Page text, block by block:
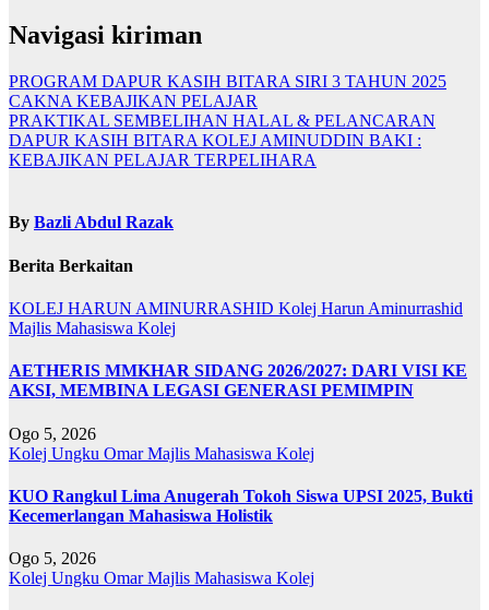
Navigasi kiriman
PROGRAM DAPUR KASIH BITARA SIRI 3 TAHUN 2025
CAKNA KEBAJIKAN PELAJAR
PRAKTIKAL SEMBELIHAN HALAL & PELANCARAN
DAPUR KASIH BITARA KOLEJ AMINUDDIN BAKI :
KEBAJIKAN PELAJAR TERPELIHARA
By Bazli Abdul Razak
Berita Berkaitan
KOLEJ HARUN AMINURRASHID Kolej Harun Aminurrashid
Majlis Mahasiswa Kolej
AETHERIS MMKHAR SIDANG 2026/2027: DARI VISI KE
AKSI, MEMBINA LEGASI GENERASI PEMIMPIN
Ogo 5, 2026
Kolej Ungku OmarMajlis Mahasiswa Kolej
KUO Rangkul Lima Anugerah Tokoh Siswa UPSI 2025, Bukti
Kecemerlangan Mahasiswa Holistik
Ogo 5, 2026
Kolej Ungku OmarMajlis Mahasiswa Kolej